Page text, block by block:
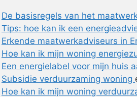
De basisregels van het
Tips: hoe kan ik een
Erkende maatwerkadviseurs in
Hoe kan ik mijn woning
Een energielabel voor mijn huis
Subsidie verduurzaming woning
Hoe kan ik mijn woning